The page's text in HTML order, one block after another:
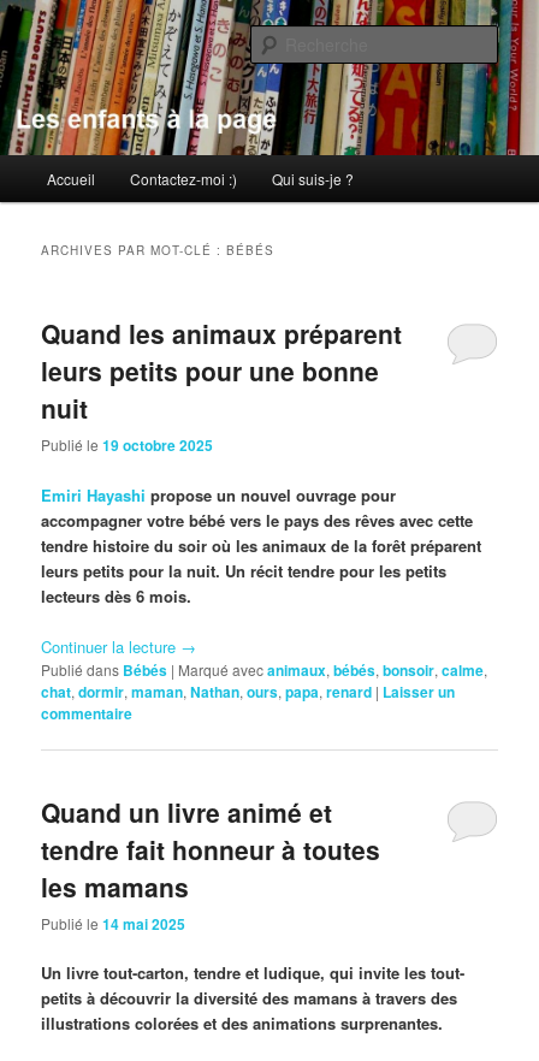
Aller
au
contenu
principal
Aller
au
contenu
secondaireLes enfants à la page
principal
Accueil Contactez-moi :) Qui suis-je ?
ARCHIVES PAR MOT-CLÉ :BÉBÉS
Quand les animaux préparent
leurs petits pour une bonne
nuit
Publié le19 octobre 2025
Emiri Hayashi propose un nouvel ouvrage pour
accompagner votre bébé vers le pays des rêves avec cette
tendre histoire du soir où les animaux de la forêt préparent
leurs petits pour la nuit. Un récit tendre pour les petits
lecteurs dès 6 mois.
Continuer la lecture →
Publié dans Bébés | Marqué avecanimaux,bébés,bonsoir,calme,
chat,dormir,maman,Nathan,ours,papa,renard | Laisser un
commentaire
Quand un livre animé et
tendre fait honneur à toutes
les mamans
Publié le14 mai 2025
Un livre tout-carton, tendre et ludique, qui invite les tout-
petits à découvrir la diversité des mamans à travers des
illustrations colorées et des animations surprenantes.